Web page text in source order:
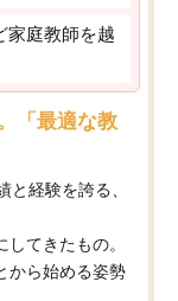
家庭教師を越
「最適な教
経験を誇る、
てきたもの。
から始める姿勢